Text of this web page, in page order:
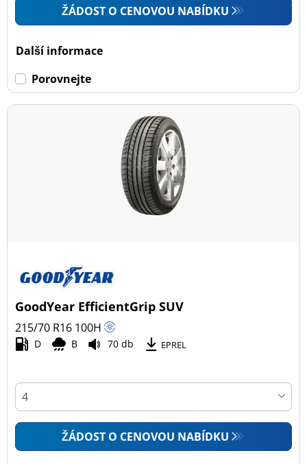
ŽÁDOST O CENOVOU NABÍDKU
Další informace
Porovnejte
GoodYear EfficientGrip SUV
215/70 R16 100H
D B 70 db EPREL
ŽÁDOST O CENOVOU NABÍDKU